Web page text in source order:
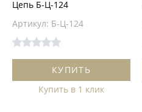
Цепь Б-Ц-124
Артикул: Б-Ц-124
КУПИТЬ
Купить в 1 клик